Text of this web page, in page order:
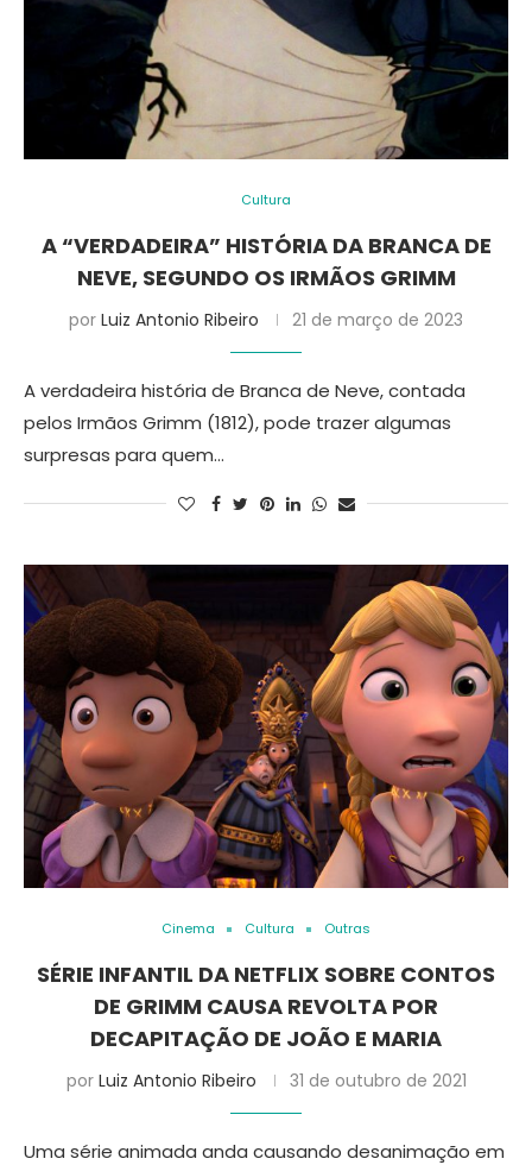
Cultura
A “VERDADEIRA” HISTÓRIA DA BRANCA DE
NEVE, SEGUNDO OS IRMÃOS GRIMM
por Luiz Antonio Ribeiro 21 de março de 2023
A verdadeira história de Branca de Neve, contada
pelos Irmãos Grimm (1812), pode trazer algumas
surpresas para quem…
Cinema Cultura Outras
SÉRIE INFANTIL DA NETFLIX SOBRE CONTOS
DE GRIMM CAUSA REVOLTA POR
DECAPITAÇÃO DE JOÃO E MARIA
por Luiz Antonio Ribeiro 31 de outubro de 2021
Uma série animada anda causando desanimação em